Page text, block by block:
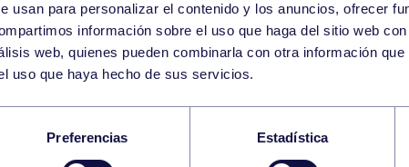
usan para personalizar el contenido y los anuncios, ofrecer
información sobre el uso que haga del sitio web
web, quienes pueden combinarla con otra información
uso que haya hecho de sus servicios.
Preferencias Estadística
24 WEDNESDAY
AUGUST
RUGBY